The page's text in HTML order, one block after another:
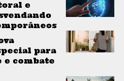
e
para
e combate